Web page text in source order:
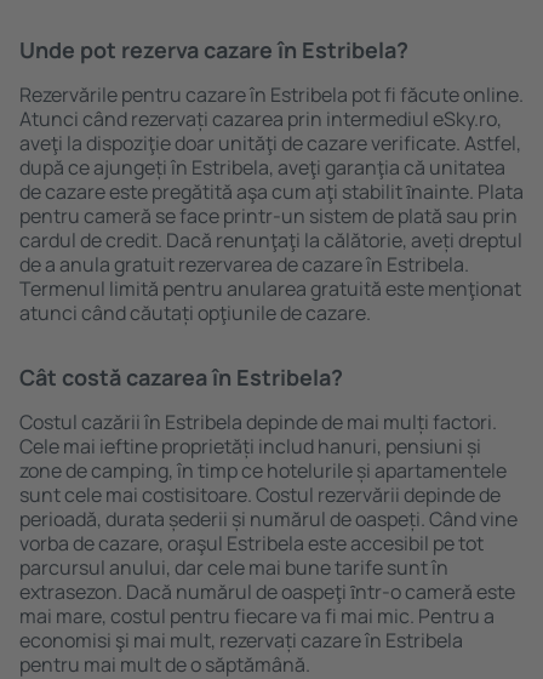
Unde pot rezerva cazare în Estribela?
Rezervările pentru cazare în Estribela pot fi făcute online.
Atunci când rezervați cazarea prin intermediul eSky.ro,
aveţi la dispoziţie doar unităţi de cazare verificate. Astfel,
după ce ajungeți în Estribela, aveţi garanţia că unitatea
de cazare este pregătită aşa cum aţi stabilit ȋnainte. Plata
pentru cameră se face printr-un sistem de plată sau prin
cardul de credit. Dacă renunţaţi la călătorie, aveți dreptul
de a anula gratuit rezervarea de cazare în Estribela.
Termenul limită pentru anularea gratuită este menţionat
atunci când căutați opţiunile de cazare.
Cât costă cazarea în Estribela?
Costul cazării în Estribela depinde de mai mulți factori.
Cele mai ieftine proprietăți includ hanuri, pensiuni și
zone de camping, în timp ce hotelurile și apartamentele
sunt cele mai costisitoare. Costul rezervării depinde de
perioadă, durata șederii și numărul de oaspeți. Când vine
vorba de cazare, oraşul Estribela este accesibil pe tot
parcursul anului, dar cele mai bune tarife sunt în
extrasezon. Dacă numărul de oaspeţi ȋntr-o cameră este
mai mare, costul pentru fiecare va fi mai mic. Pentru a
economisi şi mai mult, rezervați cazare în Estribela
pentru mai mult de o săptămână.